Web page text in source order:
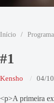
Início /
#1
Kensho 04/
<p>A primeira